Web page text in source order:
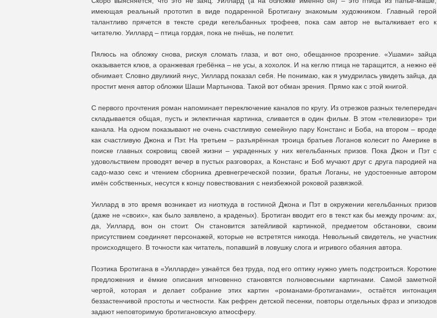
имеющая реальный прототип в виде подаренной Бротигану знакомым художником. Главный герой
талантливо прячется в тексте среди кегельбанных трофеев, пока сам автор не выталкивает его к
читателю. Уиллард – птица гордая, пока не пнёшь, не полетит.
Пялюсь на обложку снова, рискуя сломать глаза, и вот оно, обещанное прозрение. «Ушами» зайца
оказывается клюв, а оранжевая гребёнка – не усы, а хохолок. И на кеглю птица не таращится, а нежно её
обнимает. Словно двуликий янус, Уиллард показал себя. Не понимаю, как я умудрилась увидеть зайца, да
простит меня автор обложки Шаши Мартынова. Такой вот обман зрения. Прямо как с этой книгой.
С первого прочтения роман напоминает переключение каналов по кругу. Из отрезков разных телепередач
складывается общая, пусть и эклектичная картинка, сливается в один фильм. В этом «телевизоре» три
канала. На одном показывают не очень счастливую семейную пару Констанс и Боба, на втором – вроде
как счастливую Джона и Пэт. На третьем – разъярённая троица братьев Логанов колесит по Америке в
поиске главных сокровищ своей жизни – украденных у них кегельбанных призов. Пока Джон и Пэт с
удовольствием проводят вечер в пустых разговорах, а Констанс и Боб мучают друг с друга пародией на
садо-мазо секс и чтением сборника древнегреческой поэзии, братья Логаны, не удостоенные автором
имён собственных, несутся к концу повествования с неизбежной роковой развязкой.
Уиллард в это время возникает из ниоткуда в гостиной Джона и Пэт в окружении кегельбанных призов
(даже не «своих», как было заявлено, а краденых). Бротиган вводит его в текст как бы между прочим: ах,
да, Уиллард, вон он стоит. Он становится затейливой картинкой, предметом обстановки, своим
присутствием соединяет персонажей, которые не встретятся никогда. Невольный свидетель, не участник
происходящего. В точности как читатель, попавший в ловушку слога и игривого обаяния автора.
Поэтика Бротигана в «Уилларде» узнаётся без труда, под его оптику нужно уметь подстроиться. Короткие
предложения и ёмкие описания мгновенно становятся полновесными картинами. Самой заметной
чертой, которая и делает собрание этих картин «романами-бротиганами», остаётся интонация
беззастенчивой простоты и честности. Как рефрен детской песенки, повторы отдельных фраз и эпизодов
задают неповторимую бротигановскую атмосферу.